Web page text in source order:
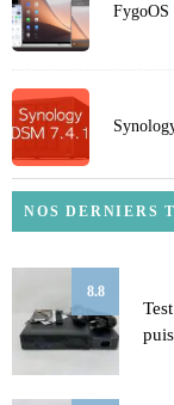
NOS DERNIERS
8.8